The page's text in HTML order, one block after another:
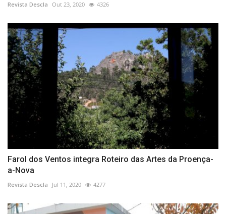
Revista Descla Out 23, 2020 4326
Farol dos Ventos integra Roteiro das Artes da Proença-
a-Nova
Revista Descla Jul 11, 2020 4277